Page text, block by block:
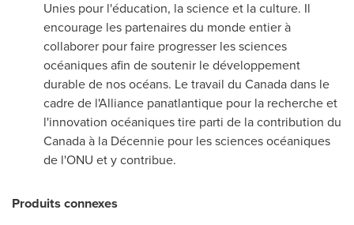
Unies pour l'éducation, la science et la culture. Il
encourage les partenaires du monde entier à
collaborer pour faire progresser les sciences
océaniques afin de soutenir le développement
durable de nos océans. Le travail du Canada dans le
cadre de l'Alliance panatlantique pour la recherche et
l'innovation océaniques tire parti de la contribution du
Canada à la Décennie pour les sciences océaniques
de l'ONU et y contribue.
Produits connexes